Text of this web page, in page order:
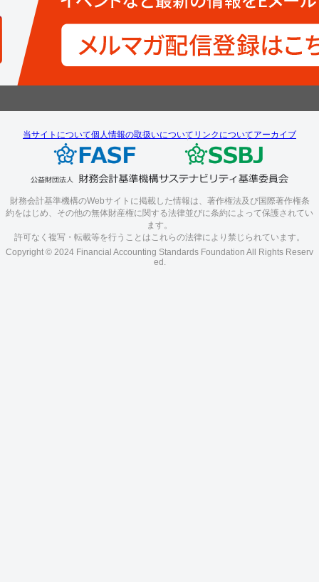
当サイトについて個人情報の取扱いについて リンクについてアーカイブ
財務会計基準機構のWebサイトに掲載した情報は、著作権法及び国際著作権条
約をはじめ、その他の無体財産権に関する法律並びに条約によって保護されてい
ます。
許可なく複写・転載等を行うことはこれらの法律により禁じられています。
Copyright © 2024 Financial Accounting Standards Foundation All Rights Reserv
ed.